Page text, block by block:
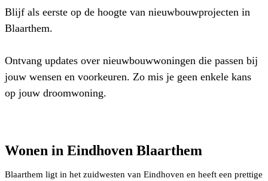
Blijf als eerste op de hoogte van nieuwbouwprojecten in
Blaarthem.
Ontvang updates over nieuwbouwwoningen die passen bij
jouw wensen en voorkeuren. Zo mis je geen enkele kans
op jouw droomwoning.
Wonen in Eindhoven Blaarthem
Blaarthem ligt in het zuidwesten van Eindhoven en heeft een prettige